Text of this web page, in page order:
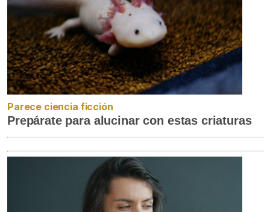
Parece ciencia ficción
Prepárate para alucinar con estas criaturas